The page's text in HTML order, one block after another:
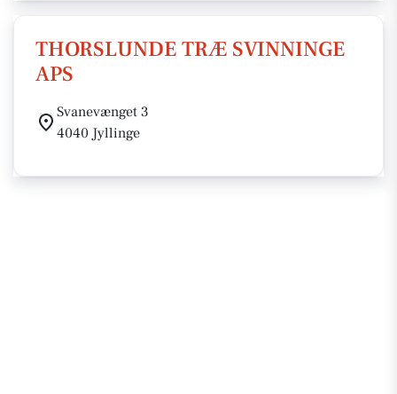
THORSLUNDE TRÆ SVINNINGE
APS
Svanevænget 3
4040 Jyllinge